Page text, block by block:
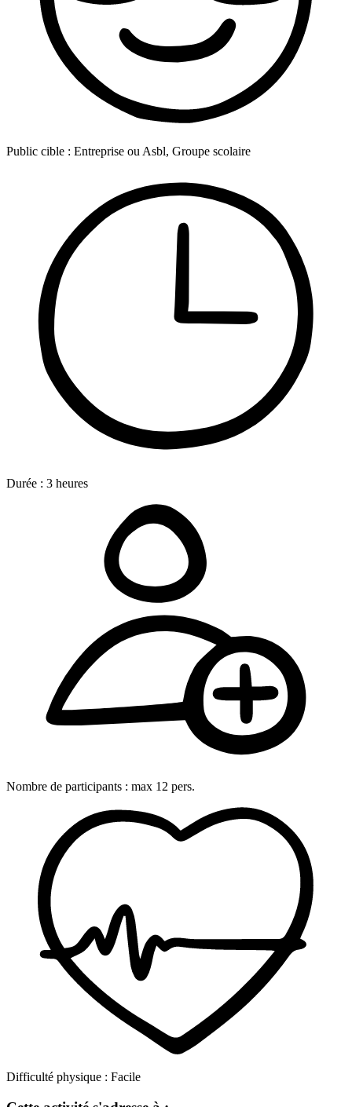
Public cible : Entreprise ou Asbl, Groupe scolaire
Durée : 3 heures
Nombre de participants : max 12 pers.
Difficulté physique : Facile